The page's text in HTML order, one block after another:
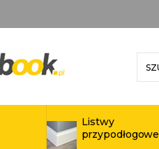
Listwy
przypodłogowe